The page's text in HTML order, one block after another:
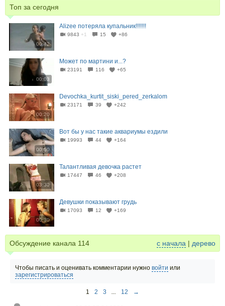
Топ за сегодня
00:42
Alizee потеряла купальник!!!!!!!
9843 +1 15 +86
00:03
Может по мартини и...?
23191 116 +65
00:20
Devochka_kurtit_siski_pered_zerkalom
23171 39 +242
00:50
Вот бы у нас такие аквариумы ездили
19993 44 +164
03:30
Талантливая девочка растет
17447 46 +208
00:30
Девушки показывают грудь
17093 12 +169
Обсуждение канала 114 с начала | дерево
Чтобы писать и оценивать комментарии нужно войти или
зарегистрироваться
1 2 3 ... 12 →